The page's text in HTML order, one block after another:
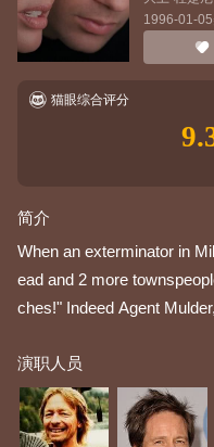
1996-01-
猫眼综合评分
简介
When an exterminator in
ead and 2 more
ches!" Indeed Agent
ter of not bugging out!
演职人员